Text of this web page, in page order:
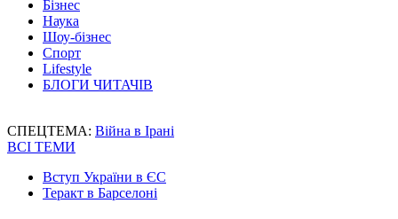
Бізнес
Наука
Шоу-бізнес
Спорт
Lifestyle
БЛОГИ ЧИТАЧІВ
СПЕЦТЕМА: Війна в Ірані
ВСІ ТЕМИ
Вступ України в ЄС
Теракт в Барселоні